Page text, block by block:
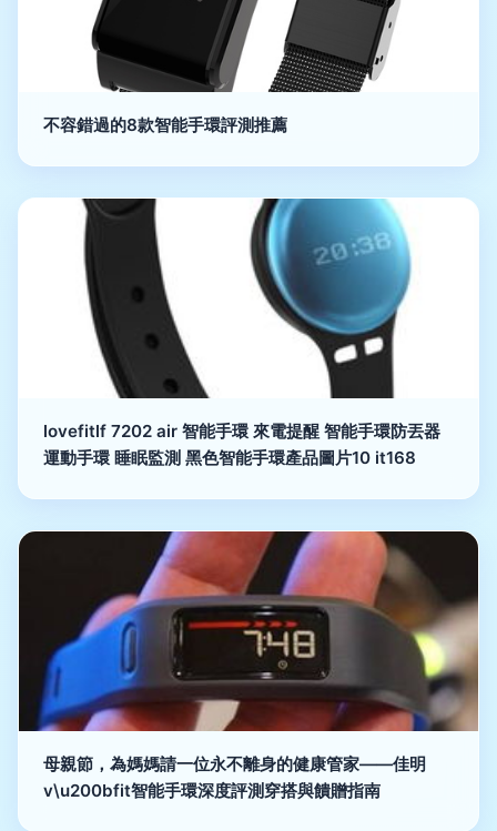
不容錯過的8款智能手環評測推薦
lovefitlf 7202 air 智能手環 來電提醒 智能手環防丟器
運動手環 睡眠監測 黑色智能手環產品圖片10 it168
母親節，為媽媽請一位永不離身的健康管家——佳明
v\u200bfit智能手環深度評測穿搭與饋贈指南